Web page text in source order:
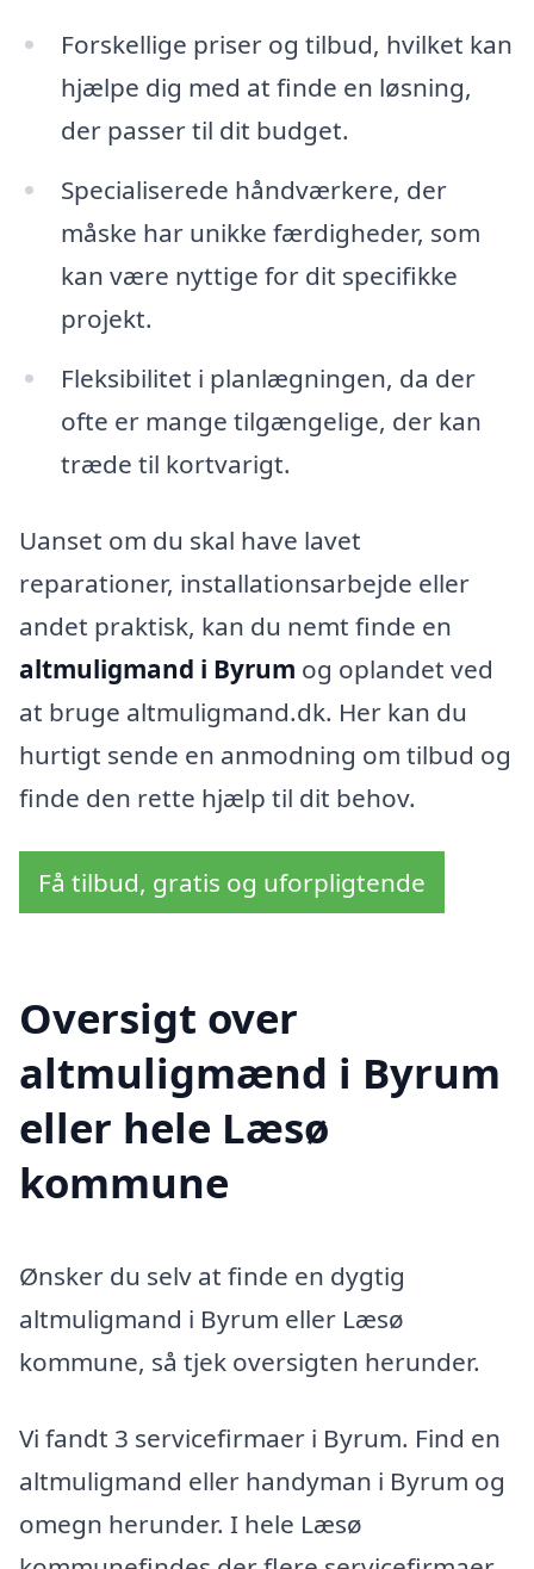
Forskellige priser og tilbud, hvilket kan
hjælpe dig med at finde en løsning,
der passer til dit budget.
Specialiserede håndværkere, der
måske har unikke færdigheder, som
kan være nyttige for dit specifikke
projekt.
Fleksibilitet i planlægningen, da der
ofte er mange tilgængelige, der kan
træde til kortvarigt.
Uanset om du skal have lavet
reparationer, installationsarbejde eller
andet praktisk, kan du nemt finde en
altmuligmand i Byrum og oplandet ved
at bruge altmuligmand.dk. Her kan du
hurtigt sende en anmodning om tilbud og
finde den rette hjælp til dit behov.
Få tilbud, gratis og uforpligtende
Oversigt over
altmuligmænd i Byrum
eller hele Læsø
kommune
Ønsker du selv at finde en dygtig
altmuligmand i Byrum eller Læsø
kommune, så tjek oversigten herunder.
Vi fandt 3 servicefirmaer i Byrum. Find en
altmuligmand eller handyman i Byrum og
omegn herunder. I hele Læsø